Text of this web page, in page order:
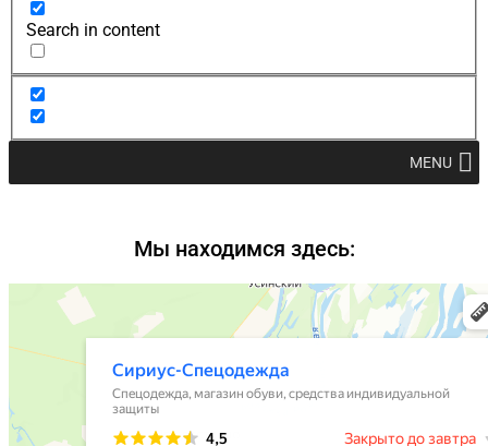
Search in content
MENU
Мы находимся здесь: